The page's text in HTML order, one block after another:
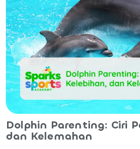
Dolphin Parenting: Ciri
dan Kelemahan